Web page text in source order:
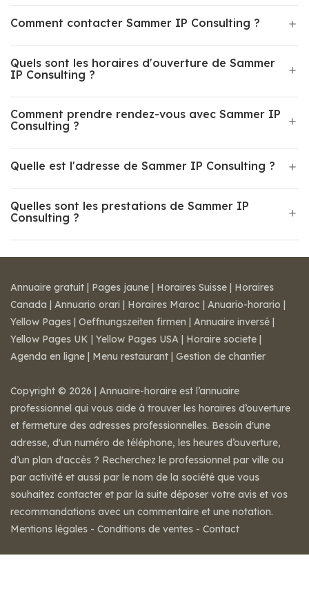
Comment contacter Sammer IP Consulting ?
Quels sont les horaires d'ouverture de Sammer
IP Consulting ?
Comment prendre rendez-vous avec Sammer IP
Consulting ?
Quelle est l'adresse de Sammer IP Consulting ?
Quelles sont les prestations de Sammer IP
Consulting ?
Annuaire gratuit | Pages jaune | Horaires Suisse | Horaires
Canada | Annuario orari | Horaires Maroc | Anuario-horario |
Yellow Pages | Oeffnungszeiten firmen | Annuaire inversé |
Yellow Pages UK | Yellow Pages USA | Horaire societe |
Agenda en ligne | Menu restaurant | Gestion de chantier
Copyright © 2026 | Annuaire-horaire est l’annuaire
professionnel qui vous aide à trouver les horaires d’ouverture
et fermeture des adresses professionnelles. Besoin d'une
adresse, d'un numéro de téléphone, les heures d’ouverture,
d’un plan d'accès ? Recherchez le professionnel par ville ou
par activité et aussi par le nom de la société que vous
souhaitez contacter et par la suite déposer votre avis et vos
recommandations avec un commentaire et une notation.
Mentions légales - Conditions de ventes - Contact